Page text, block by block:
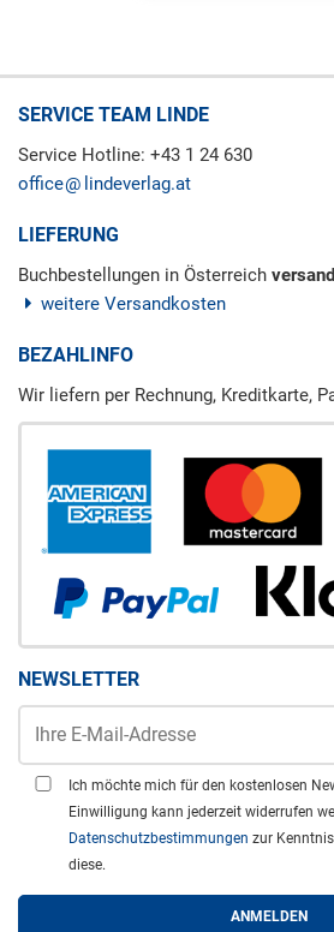
SERVICE TEAM LINDE
Service Hotline: +43 1 24 630
office
lindeverlag.at
LIEFERUNG
Buchbestellungen in Österreich
weitere Versandkosten
BEZAHLINFO
Wir liefern per Rechnung, Kreditkarte,
NEWSLETTER
Ich möchte mich für den kostenlosen
Einwilligung kann jederzeit widerrufen
Datenschutzbestimmungen zur
diese.